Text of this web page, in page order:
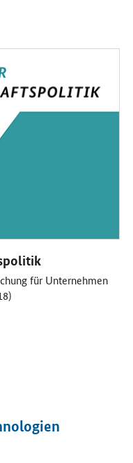
für Unternehmen